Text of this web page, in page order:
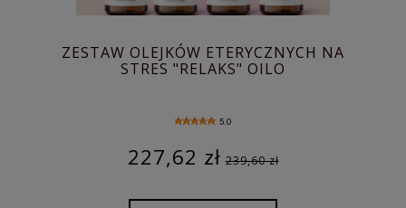
ZESTAW OLEJKÓW ETERYCZNYCH NA
STRES "RELAKS" OILO
5.0
227,62 zł 239,60 zł